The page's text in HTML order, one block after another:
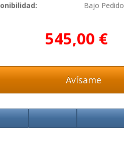
Bajo Pedido
545,00 €
Avísame